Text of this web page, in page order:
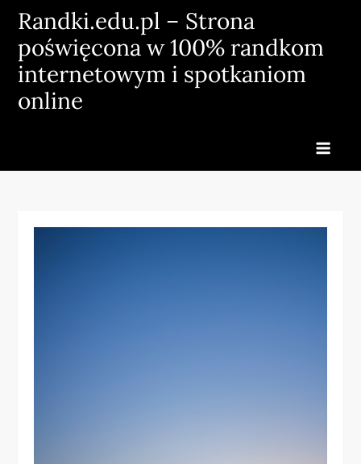
Skip
content
Randki.edu.pl – Strona
poświęcona w 100% randkom
internetowym i spotkaniom
online